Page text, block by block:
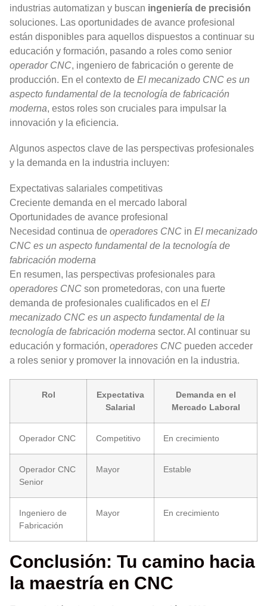
industrias automatizan y buscan ingeniería de precisión
soluciones. Las oportunidades de avance profesional
están disponibles para aquellos dispuestos a continuar su
educación y formación, pasando a roles como senior
operador CNC, ingeniero de fabricación o gerente de
producción. En el contexto de El mecanizado CNC es un
aspecto fundamental de la tecnología de fabricación
moderna, estos roles son cruciales para impulsar la
innovación y la eficiencia.
Algunos aspectos clave de las perspectivas profesionales
y la demanda en la industria incluyen:
Expectativas salariales competitivas
Creciente demanda en el mercado laboral
Oportunidades de avance profesional
Necesidad continua de operadores CNC in El mecanizado
CNC es un aspecto fundamental de la tecnología de
fabricación moderna
En resumen, las perspectivas profesionales para
operadores CNC son prometedoras, con una fuerte
demanda de profesionales cualificados en el El
mecanizado CNC es un aspecto fundamental de la
tecnología de fabricación moderna sector. Al continuar su
educación y formación, operadores CNC pueden acceder
a roles senior y promover la innovación en la industria.
Rol
Expectativa
Salarial
Demanda en el
Mercado Laboral
Operador CNC Competitivo En crecimiento
Operador CNC
Senior
Mayor Estable
Ingeniero de
Fabricación
Mayor En crecimiento
Conclusión: Tu camino hacia
la maestría en CNC